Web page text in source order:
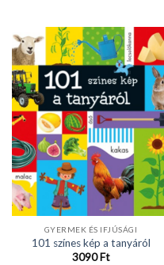
GYERMEK ÉS IFJÚSÁGI
101 színes kép a tanyáról
3090Ft